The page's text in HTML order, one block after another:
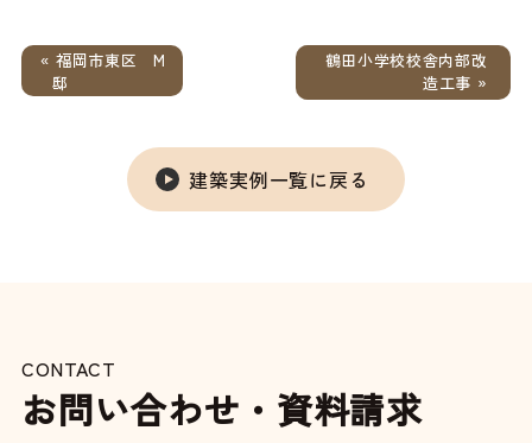
« 福岡市東区 M
邸
鶴田小学校校舎内部改
造工事 »
建築実例一覧に戻る
CONTACT
お問い合わせ・資料請求